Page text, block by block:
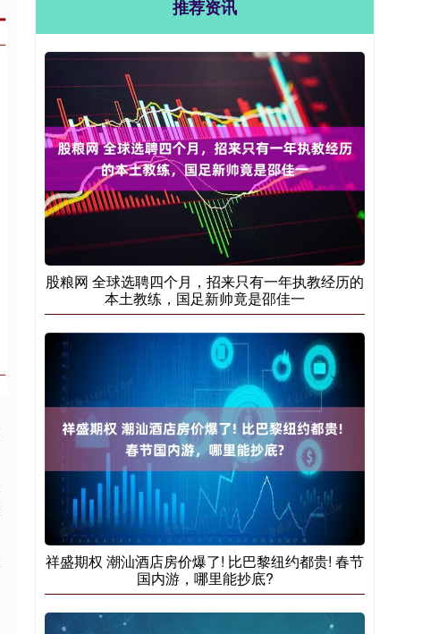
推荐资讯
股粮网 全球选聘四个月，招来只有一年执教经历的
本土教练，国足新帅竟是邵佳一
祥盛期权 潮汕酒店房价爆了! 比巴黎纽约都贵! 春节
国内游，哪里能抄底?